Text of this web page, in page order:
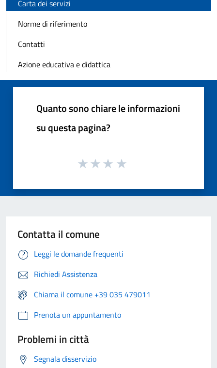
Carta dei servizi
Norme di riferimento
Contatti
Azione educativa e didattica
Quanto sono chiare le informazioni
su questa pagina?
Contatta il comune
Leggi le domande frequenti
Richiedi Assistenza
Chiama il comune +39 035 479011
Prenota un appuntamento
Problemi in città
Segnala disservizio